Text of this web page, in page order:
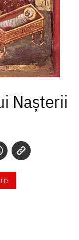
Naşterii